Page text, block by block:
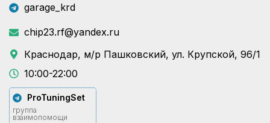
garage_krd
chip23.rf@yandex.ru
Краснодар, м/р Пашковский, ул. Крупской, 96/1
10:00-22:00
ProTuningSet
группа
взаимопомощи